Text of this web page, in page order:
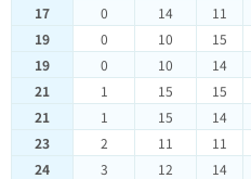
17
0 14 11
19
0 10 15
19
0 10 14
21
1 15 15
21
1 15 14
23
2 11 11
24
3 12 14